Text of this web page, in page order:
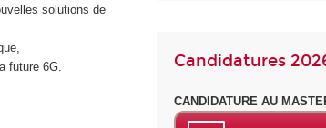
solutions de
future 6G.
Candidatures
CANDIDATURE AU